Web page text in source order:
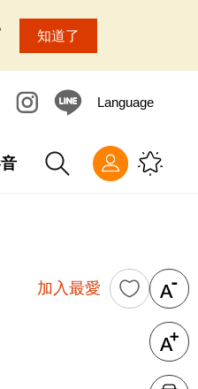
知道了
Language
加入最愛